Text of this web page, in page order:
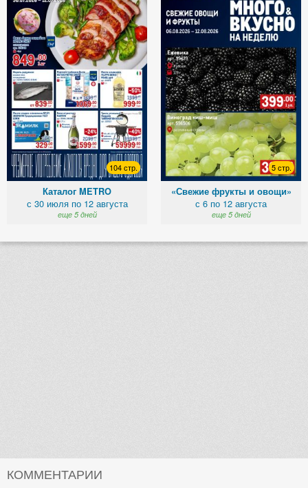
104 стр.
Каталог METRO
с 30 июля по 12 августа
еще 5 дней
5 стр.
«Свежие фрукты и овощи»
с 6 по 12 августа
еще 5 дней
КОММЕНТАРИИ